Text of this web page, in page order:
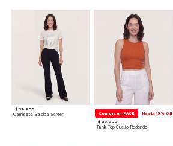
$ 39.900
Camiseta Basica Screen Compra en PACK Hasta 15% Off
$ 29.900
Tank Top Cuello Redondo